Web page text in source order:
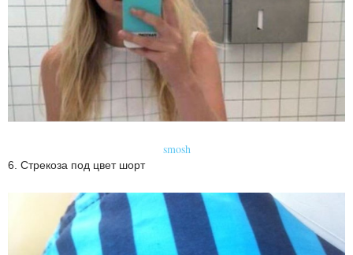
smosh
6. Стрекоза под цвет шорт